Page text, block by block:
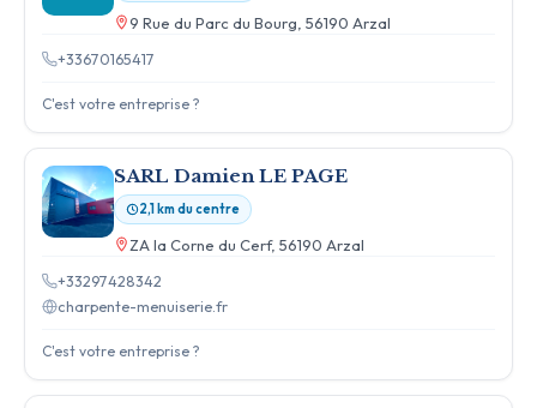
9 Rue du Parc du Bourg, 56190 Arzal
+33670165417
C'est votre entreprise ?
SARL Damien LE PAGE
2,1 km du centre
ZA la Corne du Cerf, 56190 Arzal
+33297428342
charpente-menuiserie.fr
C'est votre entreprise ?